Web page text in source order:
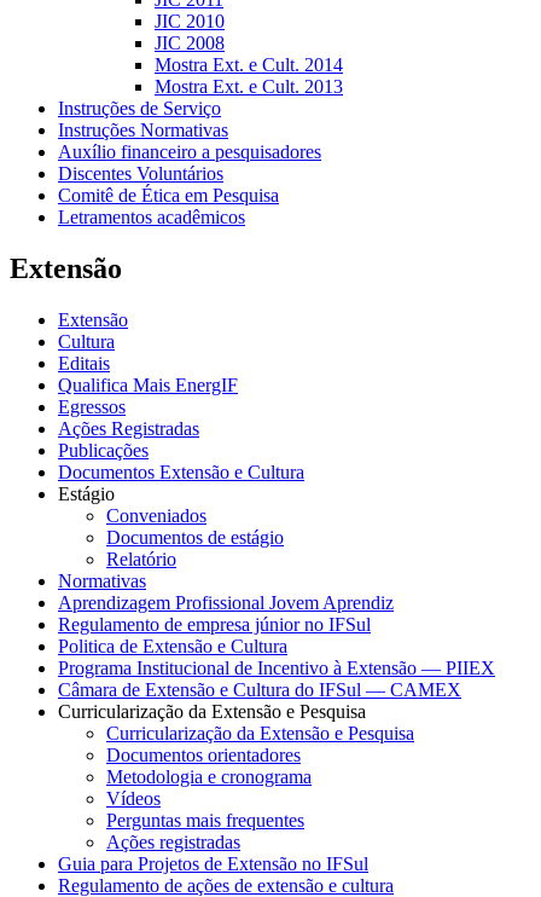
JIC 2010
JIC 2008
Mostra Ext. e Cult. 2014
Mostra Ext. e Cult. 2013
Instruções de Serviço
Instruções Normativas
Auxílio financeiro a pesquisadores
Discentes Voluntários
Comitê de Ética em Pesquisa
Letramentos acadêmicos
Extensão
Extensão
Cultura
Editais
Qualifica Mais EnergIF
Egressos
Ações Registradas
Publicações
Documentos Extensão e Cultura
Estágio
Conveniados
Documentos de estágio
Relatório
Normativas
Aprendizagem Profissional Jovem Aprendiz
Regulamento de empresa júnior no IFSul
Politica de Extensão e Cultura
Programa Institucional de Incentivo à Extensão — PIIEX
Câmara de Extensão e Cultura do IFSul — CAMEX
Curricularização da Extensão e Pesquisa
Curricularização da Extensão e Pesquisa
Documentos orientadores
Metodologia e cronograma
Vídeos
Perguntas mais frequentes
Ações registradas
Guia para Projetos de Extensão no IFSul
Regulamento de ações de extensão e cultura